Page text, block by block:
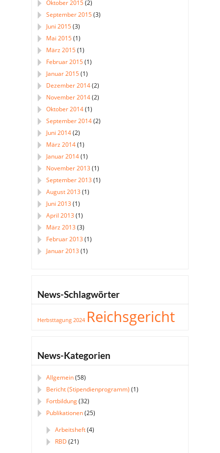
Oktober 2015(2)
September 2015(3)
Juni 2015(3)
Mai 2015(1)
März 2015(1)
Februar 2015(1)
Januar 2015(1)
Dezember 2014(2)
November 2014(2)
Oktober 2014(1)
September 2014(2)
Juni 2014(2)
März 2014(1)
Januar 2014(1)
November 2013(1)
September 2013(1)
August 2013(1)
Juni 2013(1)
April 2013(1)
März 2013(3)
Februar 2013(1)
Januar 2013(1)
News-Schlagwörter
Herbsttagung 2024 Reichsgericht
News-Kategorien
Allgemein(58)
Bericht (Stipendienprogramm) (1)
Fortbildung(32)
Publikationen(25)
Arbeitsheft(4)
RBD (21)